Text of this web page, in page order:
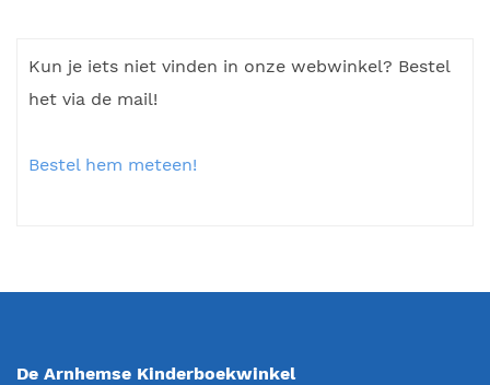
Kun je iets niet vinden in onze webwinkel? Bestel
het via de mail!
Bestel hem meteen!
De Arnhemse Kinderboekwinkel